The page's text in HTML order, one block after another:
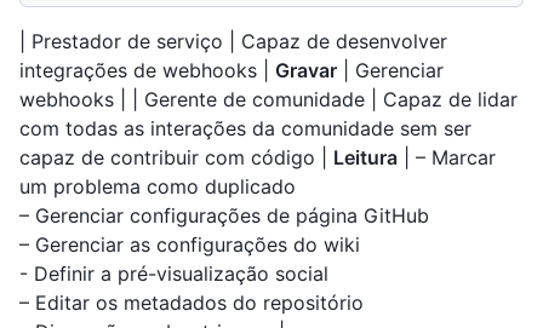
| Prestador de serviço | Capaz de desenvolver
integrações de webhooks | Gravar | Gerenciar
webhooks | | Gerente de comunidade | Capaz de lidar
com todas as interações da comunidade sem ser
capaz de contribuir com código | Leitura | – Marcar
um problema como duplicado
– Gerenciar configurações de página GitHub
– Gerenciar as configurações do wiki
- Definir a pré-visualização social
– Editar os metadados do repositório